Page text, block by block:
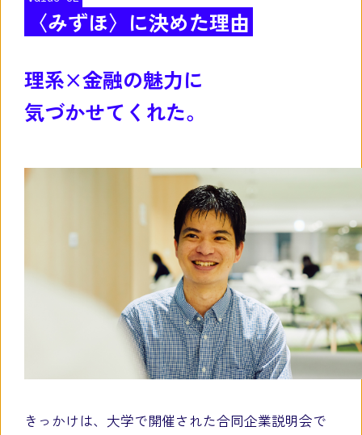
〈みずほ〉に決めた理由
理系×金融の魅力に
気づかせてくれた。
きっかけは、大学で開催された合同企業説明会で